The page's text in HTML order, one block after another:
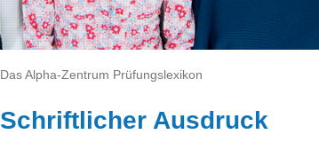
Das Alpha-Zentrum Prüfungslexikon
Schriftlicher Ausdruck